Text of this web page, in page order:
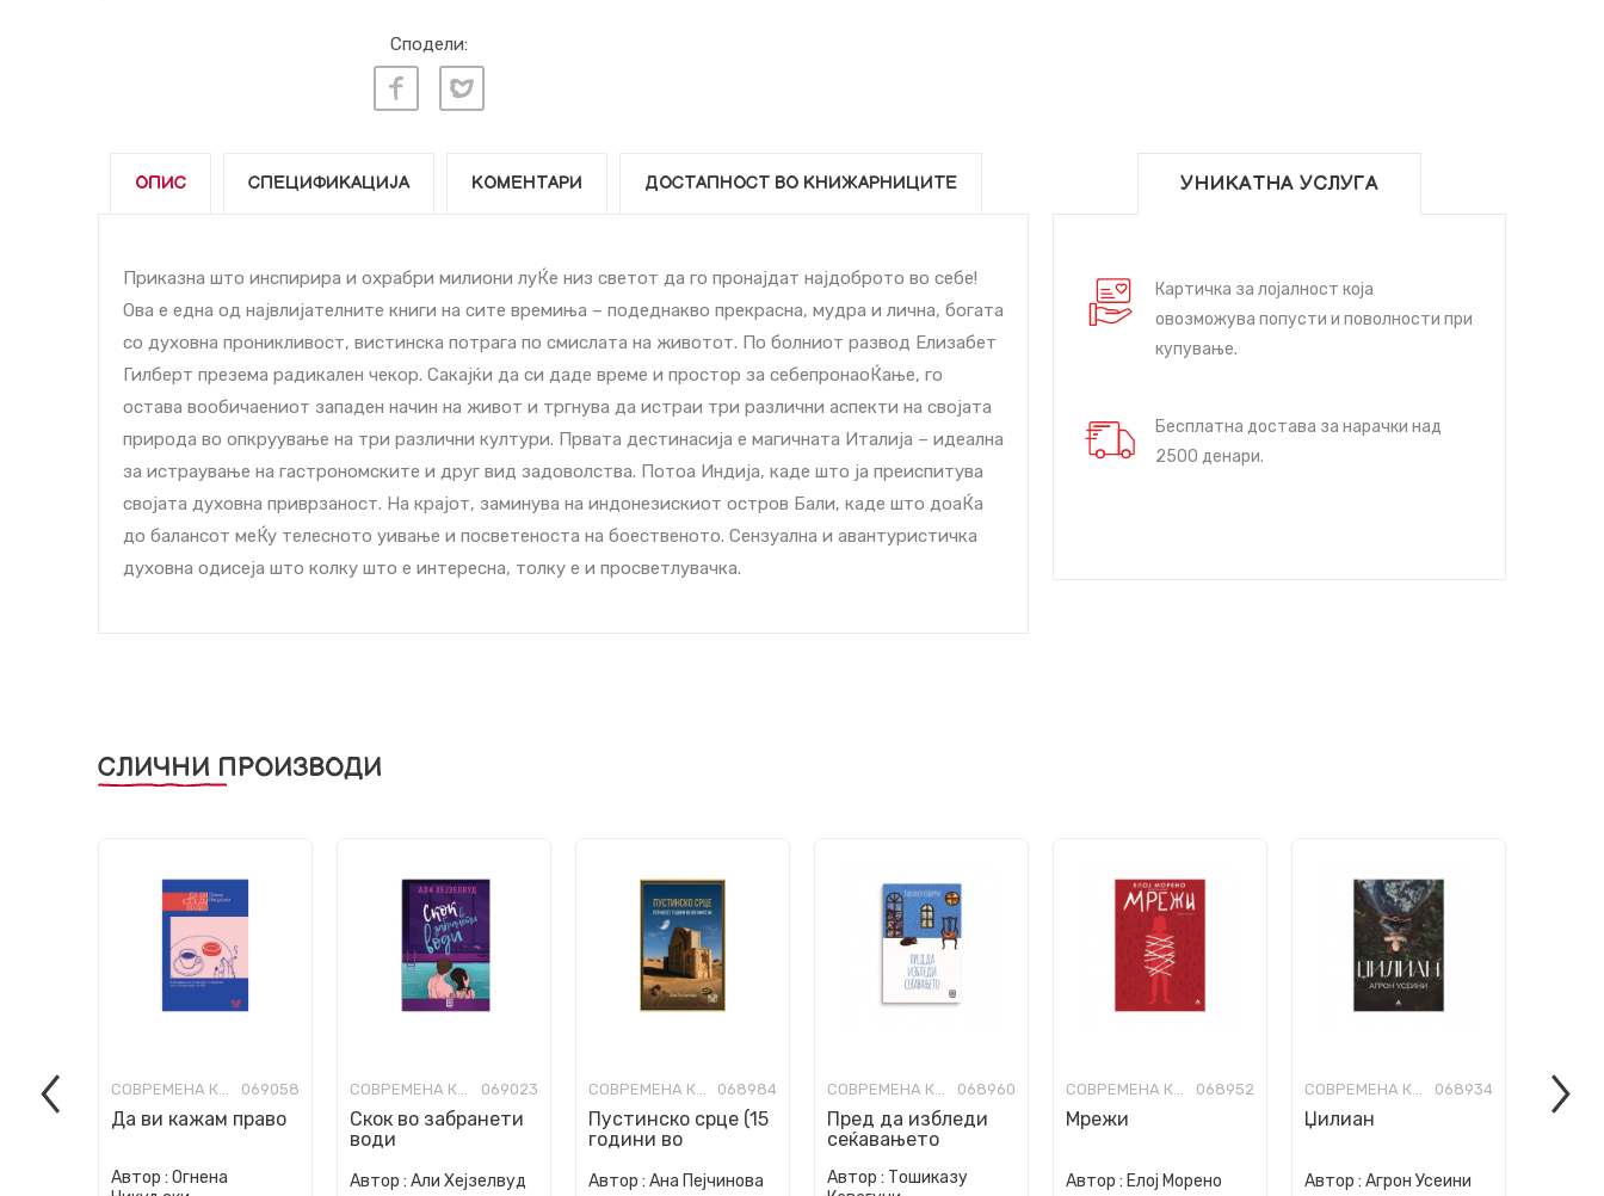
Сподели:
ОПИС СПЕЦИФИКАЦИЈА КОМЕНТАРИ ДОСТАПНОСТ ВО КНИЖАРНИЦИТЕ
Приказна што инспирира и охрабри милиони луЌе низ светот да го пронајдат најдоброто во себе!
Ова е една од највлијателните книги на сите времиња – подеднакво прекрасна, мудра и лична, богата
со духовна проникливост, вистинска потрага по смислата на животот. По болниот развод Елизабет
Гилберт презема радикален чекор. Сакајќи да си даде време и простор за себепронаоЌање, го
остава вообичаениот западен начин на живот и тргнува да истраи три различни аспекти на својата
природа во опкруување на три различни култури. Првата дестинаcија е магичната Италија – идеална
за истраување на гастрономските и друг вид задоволства. Потоа Индија, каде што ја преиспитува
својата духовна приврзаност. На крајот, заминува на индонезискиот остров Бали, каде што доаЌа
до балансот меЌу телесното уивање и посветеноста на боественото. Сензуална и авантуристичка
духовна одисеја што колку што е интересна, толку е и просветлувачка.
УНИКАТНА УСЛУГА
Картичка за лојалност која
овозможува попусти и поволности при
купување.
Бесплатна достава за нарачки над
2500 денари.
СЛИЧНИ ПРОИЗВОДИ
СОВРЕМЕНА КНИЖЕВНОСТ 069058
Да ви кажам право
Автор : Огнена
СОВРЕМЕНА КНИЖЕВНОСТ 069023
Скок во забранети
води
Автор : Али Хејзелвуд
СОВРЕМЕНА КНИЖЕВНОСТ 068984
Пустинско срце (15
години во
Автор : Ана Пејчинова
СОВРЕМЕНА КНИЖЕВНОСТ 068960
Пред да избледи
сеќавањето
Автор : Тошиказу
СОВРЕМЕНА КНИЖЕВНОСТ 068952
Мрежи
Автор : Елој Морено
СОВРЕМЕНА КНИЖЕВНОСТ 068934
Џилиан
Автор : Агрон Усеини